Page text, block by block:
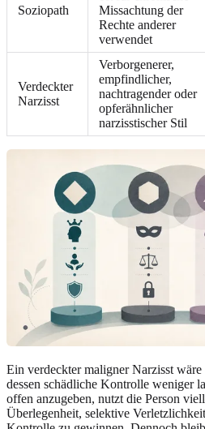
Soziopath
Missachtung der
Rechte anderer
verwendet
Verdeckter
Narzisst
Verborgenerer,
empfindlicher,
nachtragender oder
opferähnlicher
narzisstischer Stil
Ein verdeckter maligner Narzisst
dessen schädliche Kontrolle weniger
offen anzugeben, nutzt die Person
Überlegenheit, selektive